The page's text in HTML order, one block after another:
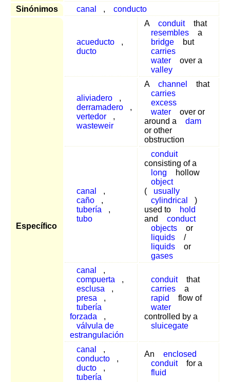
Sinónimos
canal , conducto
Específico
acueducto
,
ducto
A conduit
that
resembles
a
bridge
but
carries
water
over a
valley
aliviadero
,
derramadero
,
vertedor
,
wasteweir
A channel
that
carries
excess
water
over or
around a
dam
or other
obstruction
canal
,
caño
,
tubería
,
tubo
conduit
consisting of a
long
hollow
object
(
usually
cylindrical
)
used to
hold
and
conduct
objects
or
liquids
/
liquids
or
gases
canal
,
compuerta
,
esclusa
,
presa
,
tubería
forzada
,
válvula de
estrangulación
conduit
that
carries
a
rapid
flow of
water
controlled by a
sluicegate
canal
,
conducto
,
ducto
,
tubería
An
enclosed
conduit
for a
fluid